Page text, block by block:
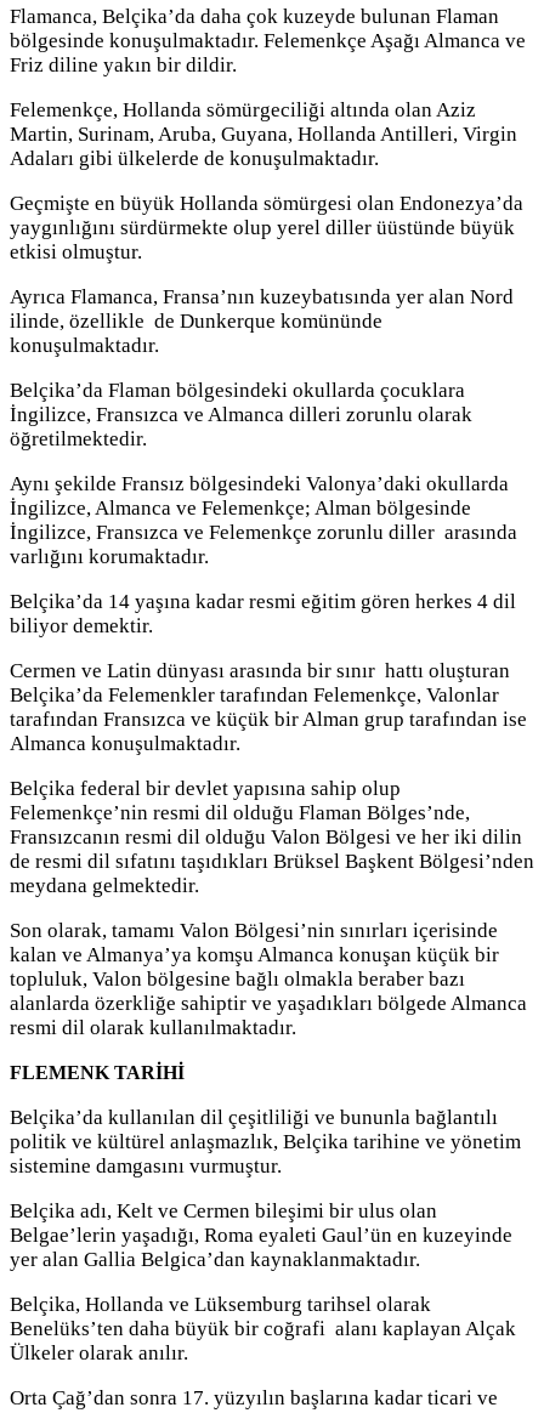
Flamanca, Belçika’da daha çok kuzeyde bulunan Flaman
bölgesinde konuşulmaktadır. Felemenkçe Aşağı Almanca ve
Friz diline yakın bir dildir.
Felemenkçe, Hollanda sömürgeciliği altında olan Aziz
Martin, Surinam, Aruba, Guyana, Hollanda Antilleri, Virgin
Adaları gibi ülkelerde de konuşulmaktadır.
Geçmişte en büyük Hollanda sömürgesi olan Endonezya’da
yaygınlığını sürdürmekte olup yerel diller üüstünde büyük
etkisi olmuştur.
Ayrıca Flamanca, Fransa’nın kuzeybatısında yer alan Nord
ilinde, özellikle de Dunkerque komününde
konuşulmaktadır.
Belçika’da Flaman bölgesindeki okullarda çocuklara
İngilizce, Fransızca ve Almanca dilleri zorunlu olarak
öğretilmektedir.
Aynı şekilde Fransız bölgesindeki Valonya’daki okullarda
İngilizce, Almanca ve Felemenkçe; Alman bölgesinde
İngilizce, Fransızca ve Felemenkçe zorunlu diller arasında
varlığını korumaktadır.
Belçika’da 14 yaşına kadar resmi eğitim gören herkes 4 dil
biliyor demektir.
Cermen ve Latin dünyası arasında bir sınır hattı oluşturan
Belçika’da Felemenkler tarafından Felemenkçe, Valonlar
tarafından Fransızca ve küçük bir Alman grup tarafından ise
Almanca konuşulmaktadır.
Belçika federal bir devlet yapısına sahip olup
Felemenkçe’nin resmi dil olduğu Flaman Bölges’nde,
Fransızcanın resmi dil olduğu Valon Bölgesi ve her iki dilin
de resmi dil sıfatını taşıdıkları Brüksel Başkent Bölgesi’nden
meydana gelmektedir.
Son olarak, tamamı Valon Bölgesi’nin sınırları içerisinde
kalan ve Almanya’ya komşu Almanca konuşan küçük bir
topluluk, Valon bölgesine bağlı olmakla beraber bazı
alanlarda özerkliğe sahiptir ve yaşadıkları bölgede Almanca
resmi dil olarak kullanılmaktadır.
FLEMENK TARİHİ
Belçika’da kullanılan dil çeşitliliği ve bununla bağlantılı
politik ve kültürel anlaşmazlık, Belçika tarihine ve yönetim
sistemine damgasını vurmuştur.
Belçika adı, Kelt ve Cermen bileşimi bir ulus olan
Belgae’lerin yaşadığı, Roma eyaleti Gaul’ün en kuzeyinde
yer alan Gallia Belgica’dan kaynaklanmaktadır.
Belçika, Hollanda ve Lüksemburg tarihsel olarak
Benelüks’ten daha büyük bir coğrafi alanı kaplayan Alçak
Ülkeler olarak anılır.
Orta Çağ’dan sonra 17. yüzyılın başlarına kadar ticari ve